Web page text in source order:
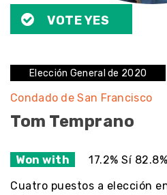
VOTE YES
Elección General de 2020
Condado de San Francisco
Tom Temprano
Won with 17.2% Sí
Cuatro puestos a elección